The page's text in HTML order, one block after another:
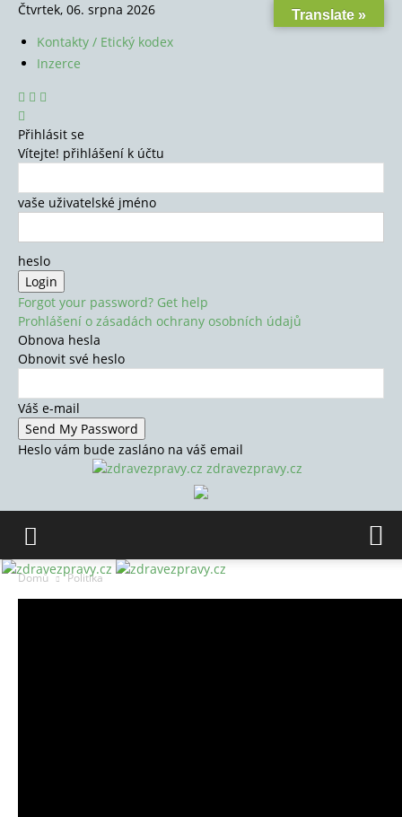
Čtvrtek, 06. srpna 2026
Kontakty / Etický kodex
Inzerce
Přihlásit se
Vítejte! přihlášení k účtu
vaše uživatelské jméno
heslo
Forgot your password? Get help
Prohlášení o zásadách ochrany osobních údajů
Obnova hesla
Obnovit své heslo
Váš e-mail
Heslo vám bude zasláno na váš email
zdravezpravy.cz
Domů Politika
Translate »